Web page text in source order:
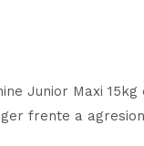
Junior Maxi 15kg
frente a